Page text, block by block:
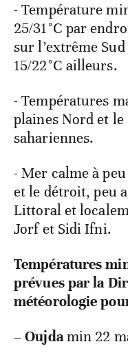
- Température
25/31°C par
sur l’extrême
15/22°C ailleurs.
- Températures
plaines Nord et le
sahariennes.
- Mer calme à
et le détroit, peu
Littoral et
Jorf et Sidi Ifni.
Températures
prévues par la
météorologie
–Oujdamin 22